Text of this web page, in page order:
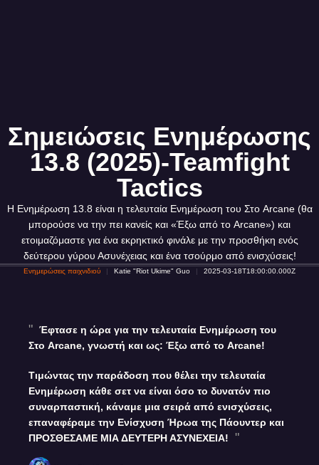
Σημειώσεις Ενημέρωσης
13.8 (2025)-Teamfight
Tactics
Η Ενημέρωση 13.8 είναι η τελευταία Ενημέρωση του Στο Arcane (θα
μπορούσε να την πει κανείς και «Έξω από το Arcane») και
ετοιμαζόμαστε για ένα εκρηκτικό φινάλε με την προσθήκη ενός
δεύτερου γύρου Ασυνέχειας και ένα τσούρμο από ενισχύσεις!
Ενημερώσεις παιχνιδιού Katie "Riot Ukime" Guo 2025-03-18T18:00:00.000Z
Έφτασε η ώρα για την τελευταία Ενημέρωση του
Στο Arcane, γνωστή και ως: Έξω από το Arcane!
Τιμώντας την παράδοση που θέλει την τελευταία
Ενημέρωση κάθε σετ να είναι όσο το δυνατόν πιο
συναρπαστική, κάναμε μια σειρά από ενισχύσεις,
επαναφέραμε την Ενίσχυση Ήρωα της Πάουντερ και
ΠΡΟΣΘΕΣΑΜΕ ΜΙΑ ΔΕΥΤΕΡΗ ΑΣΥΝΕΧΕΙΑ!